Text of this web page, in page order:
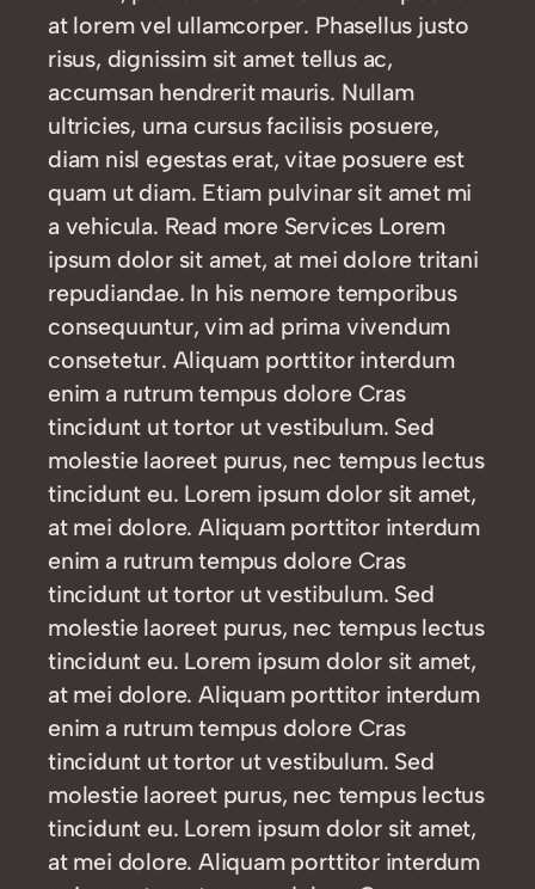
at lorem vel ullamcorper. Phasellus justo
risus, dignissim sit amet tellus ac,
accumsan hendrerit mauris. Nullam
ultricies, urna cursus facilisis posuere,
diam nisl egestas erat, vitae posuere est
quam ut diam. Etiam pulvinar sit amet mi
a vehicula. Read more Services Lorem
ipsum dolor sit amet, at mei dolore tritani
repudiandae. In his nemore temporibus
consequuntur, vim ad prima vivendum
consetetur. Aliquam porttitor interdum
enim a rutrum tempus dolore Cras
tincidunt ut tortor ut vestibulum. Sed
molestie laoreet purus, nec tempus lectus
tincidunt eu. Lorem ipsum dolor sit amet,
at mei dolore. Aliquam porttitor interdum
enim a rutrum tempus dolore Cras
tincidunt ut tortor ut vestibulum. Sed
molestie laoreet purus, nec tempus lectus
tincidunt eu. Lorem ipsum dolor sit amet,
at mei dolore. Aliquam porttitor interdum
enim a rutrum tempus dolore Cras
tincidunt ut tortor ut vestibulum. Sed
molestie laoreet purus, nec tempus lectus
tincidunt eu. Lorem ipsum dolor sit amet,
at mei dolore. Aliquam porttitor interdum